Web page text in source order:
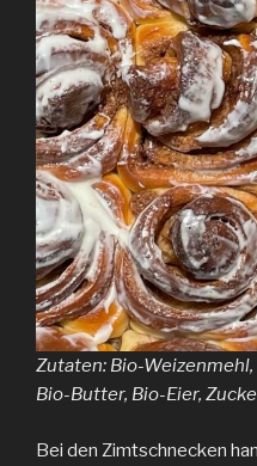
Zutaten: Bio-
Bio-Butter, Bio-Eier,
Bei den Zimtschnecken